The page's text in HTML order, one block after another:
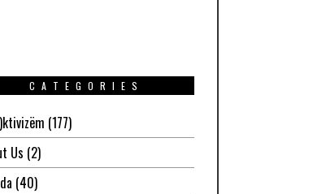
CATEGORIES
(177)
Us (2)
(40)